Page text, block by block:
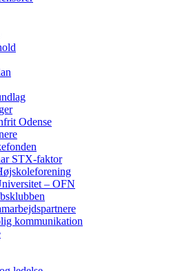
Odense
STX-faktor
– OFN
kommunikation